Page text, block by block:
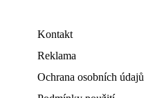
Kontakt
Reklama
Ochrana osobních údajů